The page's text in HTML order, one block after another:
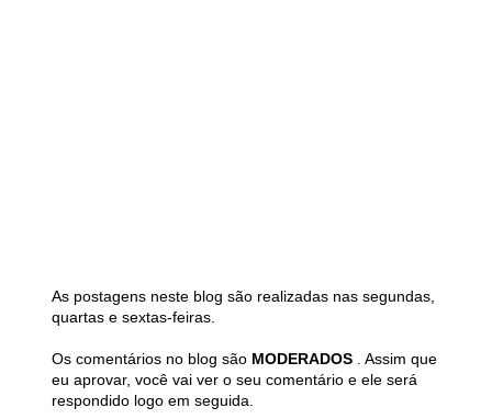
As postagens neste blog são realizadas nas segundas,
quartas e sextas-feiras.
Os comentários no blog são MODERADOS . Assim que
eu aprovar, você vai ver o seu comentário e ele será
respondido logo em seguida.